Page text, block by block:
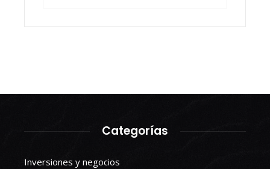
Categorías
Inversiones y negocios